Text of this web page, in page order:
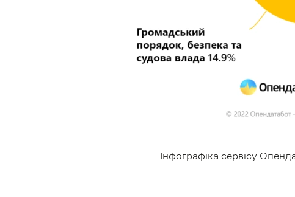
Інфографіка сервісу